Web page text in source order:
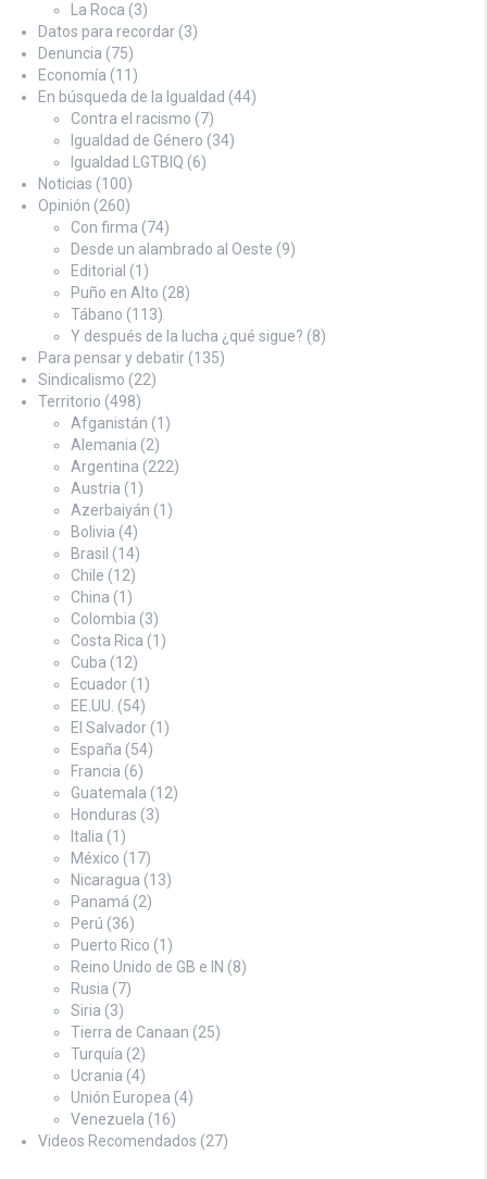
La Roca (3)
Datos para recordar (3)
Denuncia (75)
Economía (11)
En búsqueda de la Igualdad (44)
Contra el racismo (7)
Igualdad de Género (34)
Igualdad LGTBIQ (6)
Noticias (100)
Opinión (260)
Con firma (74)
Desde un alambrado al Oeste (9)
Editorial (1)
Puño en Alto (28)
Tábano (113)
Y después de la lucha ¿qué sigue? (8)
Para pensar y debatir (135)
Sindicalismo (22)
Territorio (498)
Afganistán (1)
Alemania (2)
Argentina (222)
Austria (1)
Azerbaiyán (1)
Bolivia (4)
Brasil (14)
Chile (12)
China (1)
Colombia (3)
Costa Rica (1)
Cuba (12)
Ecuador (1)
EE.UU. (54)
El Salvador (1)
España (54)
Francia (6)
Guatemala (12)
Honduras (3)
Italia (1)
México (17)
Nicaragua (13)
Panamá (2)
Perú (36)
Puerto Rico (1)
Reino Unido de GB e IN (8)
Rusia (7)
Siria (3)
Tierra de Canaan (25)
Turquía (2)
Ucrania (4)
Unión Europea (4)
Venezuela (16)
Videos Recomendados (27)